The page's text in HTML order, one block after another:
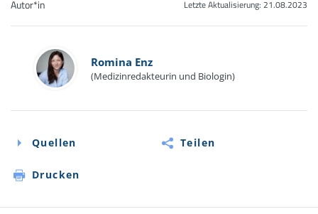
Letzte Aktualisierung: 21.08.2023
Autor*in
Romina Enz
(Medizinredakteurin und Biologin)
Quellen Teilen
Drucken